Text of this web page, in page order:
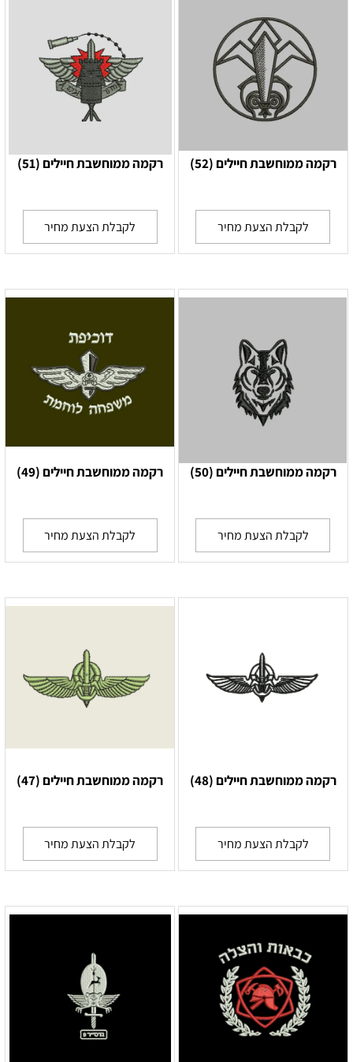
רקמה ממוחשבת חיילים (52)
לקבלת הצעת מחיר
רקמה ממוחשבת חיילים (51)
לקבלת הצעת מחיר
רקמה ממוחשבת חיילים (50)
לקבלת הצעת מחיר
רקמה ממוחשבת חיילים (49)
לקבלת הצעת מחיר
רקמה ממוחשבת חיילים (48)
לקבלת הצעת מחיר
רקמה ממוחשבת חיילים (47)
לקבלת הצעת מחיר